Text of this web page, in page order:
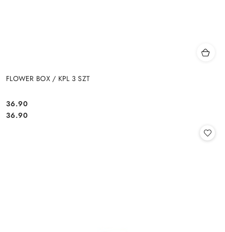
FLOWER BOX / KPL 3 SZT
Cena:
36.90
Cena:
36.90